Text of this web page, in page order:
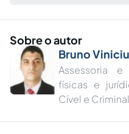
Sobre o autor
Bruno
Assessoria
físicas e
Cível e Criminal